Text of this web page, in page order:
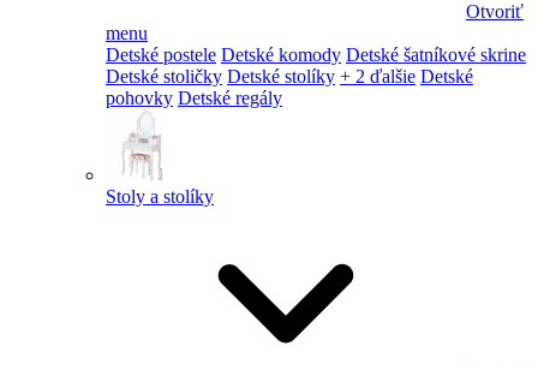
Otvoriť
menu
Detské postele Detské komody Detské šatníkové skrine
Detské stoličky Detské stolíky + 2 ďalšie Detské
pohovky Detské regály
Stoly a stolíky